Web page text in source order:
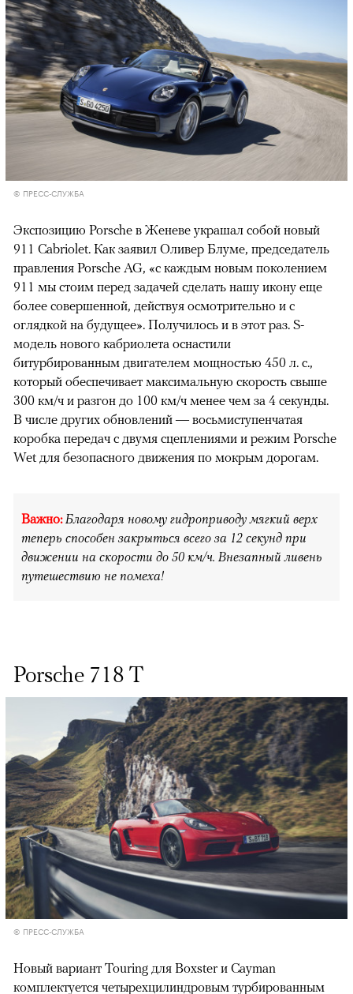
© ПРЕСС-СЛУЖБА
Экспозицию Porsche в Женеве украшал собой новый
911 Cabriolet. Как заявил Оливер Блуме, председатель
правления Porsche AG, «с каждым новым поколением
911 мы стоим перед задачей сделать нашу икону еще
более совершенной, действуя осмотрительно и с
оглядкой на будущее». Получилось и в этот раз. S-
модель нового кабриолета оснастили
битурбированным двигателем мощностью 450 л. с.,
который обеспечивает максимальную скорость свыше
300 км/ч и разгон до 100 км/ч менее чем за 4 секунды.
В числе других обновлений — восьмиступенчатая
коробка передач с двумя сцеплениями и режим Porsche
Wet для безопасного движения по мокрым дорогам.
Важно: Благодаря новому гидроприводу мягкий верх
теперь способен закрыться всего за 12 секунд при
движении на скорости до 50 км/ч. Внезапный ливень
путешествию не помеха!
Porsche 718 T
© ПРЕСС-СЛУЖБА
Новый вариант Touring для Boxster и Cayman
комплектуется четырехцилиндровым турбированным